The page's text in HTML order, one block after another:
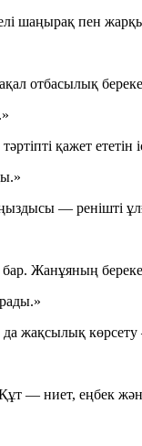
шаңырақ пен
отбасылық
қажет ететін
— ренішті
Жанұяның
жақсылық көрсету
— ниет, еңбек